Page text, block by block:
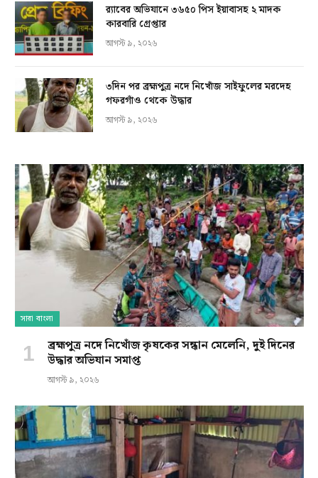
র‍্যাবের অভিযানে ৩৬৫০ পিস ইয়াবাসহ ২ মাদক
কারবারি গ্রেপ্তার
আগস্ট ৯, ২০২৬
৩দিন পর ব্রহ্মপুত্র নদে নিখোঁজ সাইফুলের মরদেহ
গফরগাঁও থেকে উদ্ধার
আগস্ট ৯, ২০২৬
সারা বাংলা
ব্রহ্মপুত্র নদে নিখোঁজ কৃষকের সন্ধান মেলেনি, দুই দিনের
উদ্ধার অভিযান সমাপ্ত
আগস্ট ৯, ২০২৬